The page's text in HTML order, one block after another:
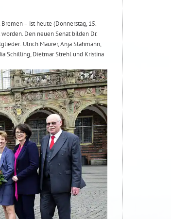
– ist heute (Donnerstag, 15.
Den neuen Senat bilden Dr.
Ulrich Mäurer, Anja Stahmann,
Schilling, Dietmar Strehl und Kristina